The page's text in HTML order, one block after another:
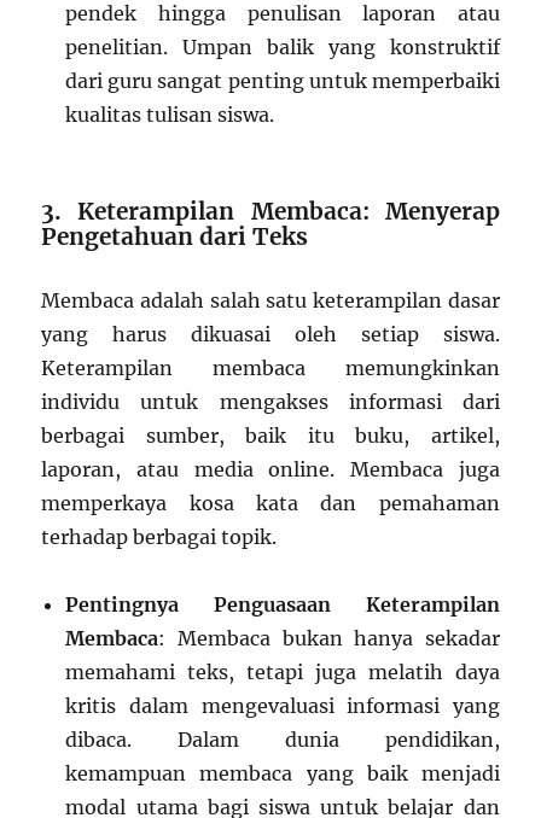
pendek hingga penulisan laporan atau
penelitian. Umpan balik yang konstruktif
dari guru sangat penting untuk memperbaiki
kualitas tulisan siswa.
3. Keterampilan Membaca: Menyerap
Pengetahuan dari Teks
Membaca adalah salah satu keterampilan dasar
yang harus dikuasai oleh setiap siswa.
Keterampilan membaca memungkinkan
individu untuk mengakses informasi dari
berbagai sumber, baik itu buku, artikel,
laporan, atau media online. Membaca juga
memperkaya kosa kata dan pemahaman
terhadap berbagai topik.
Pentingnya Penguasaan Keterampilan
Membaca: Membaca bukan hanya sekadar
memahami teks, tetapi juga melatih daya
kritis dalam mengevaluasi informasi yang
dibaca. Dalam dunia pendidikan,
kemampuan membaca yang baik menjadi
modal utama bagi siswa untuk belajar dan